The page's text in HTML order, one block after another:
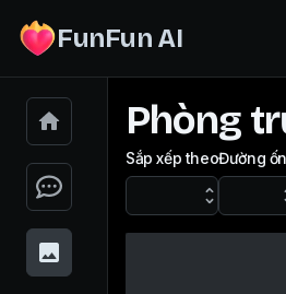
FunFun AI
Phòng
Sắp xếp theoĐường